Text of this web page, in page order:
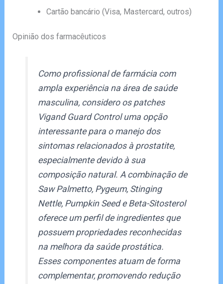
Cartão bancário (Visa, Mastercard, outros)
Opinião dos farmacêuticos
Como profissional de farmácia com
ampla experiência na área de saúde
masculina, considero os patches
Vigand Guard Control uma opção
interessante para o manejo dos
sintomas relacionados à prostatite,
especialmente devido à sua
composição natural. A combinação de
Saw Palmetto, Pygeum, Stinging
Nettle, Pumpkin Seed e Beta-Sitosterol
oferece um perfil de ingredientes que
possuem propriedades reconhecidas
na melhora da saúde prostática.
Esses componentes atuam de forma
complementar, promovendo redução